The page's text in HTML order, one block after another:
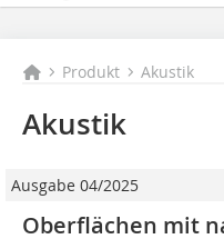
Produkt Akustik
Akustik
Ausgabe 04/2025
Oberflächen mit